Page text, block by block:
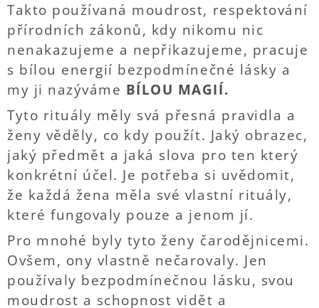
Takto používaná moudrost, respektování
přírodních zákonů, kdy nikomu nic
nenakazujeme a nepřikazujeme, pracuje
s bílou energií bezpodmínečné lásky a
my ji nazýváme BÍLOU MAGIÍ.
Tyto rituály měly svá přesná pravidla a
ženy věděly, co kdy použít. Jaký obrazec,
jaký předmět a jaká slova pro ten který
konkrétní účel. Je potřeba si uvědomit,
že každá žena měla své vlastní rituály,
které fungovaly pouze a jenom jí.
Pro mnohé byly tyto ženy čarodějnicemi.
Ovšem, ony vlastně nečarovaly. Jen
používaly bezpodmínečnou lásku, svou
moudrost a schopnost vidět a